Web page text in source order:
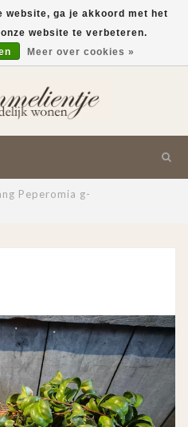
Peperomia g-
website, ga je akkoord met het
website te verbeteren.
Meer over cookies »